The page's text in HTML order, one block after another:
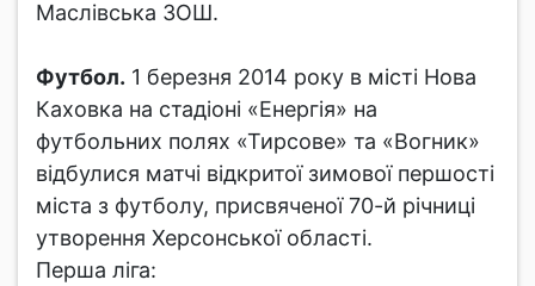
Маслівська ЗОШ.
Футбол. 1 березня 2014 року в місті Нова
Каховка на стадіоні «Енергія» на
футбольних полях «Тирсове» та «Вогник»
відбулися матчі відкритої зимової першості
міста з футболу, присвяченої 70-й річниці
утворення Херсонської області.
Перша ліга: